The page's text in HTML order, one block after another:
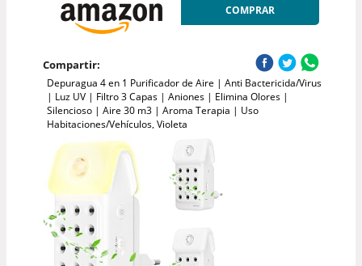
COMPRAR
Compartir:
Depuragua 4 en 1 Purificador de Aire | Anti Bactericida/Virus
| Luz UV | Filtro 3 Capas | Aniones | Elimina Olores |
Silencioso | Aire 30 m3 | Aroma Terapia | Uso
Habitaciones/Vehículos, Violeta